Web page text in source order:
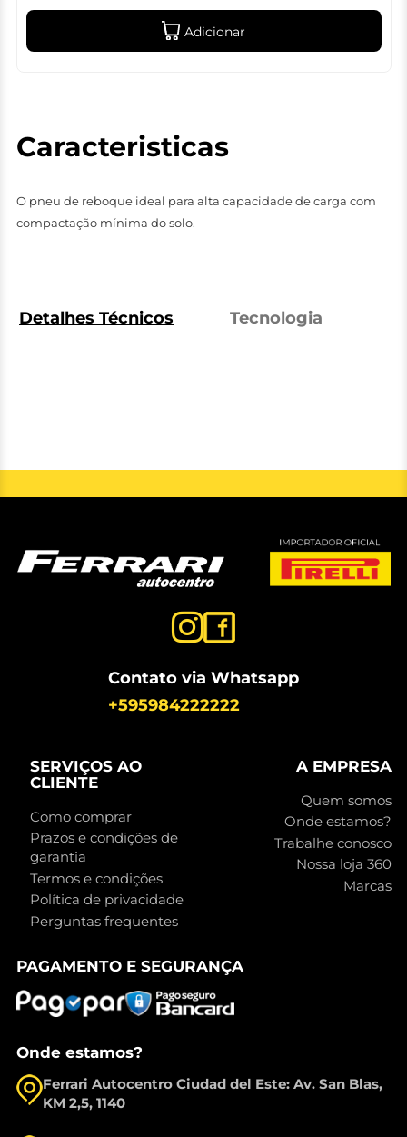
Adicionar
Caracteristicas
O pneu de reboque ideal para alta capacidade de carga com
compactação mínima do solo.
Detalhes Técnicos Tecnologia
Contato via Whatsapp
+595984222222
SERVIÇOS AO
CLIENTE
Como comprar
Prazos e condições de
garantia
Termos e condições
Política de privacidade
Perguntas frequentes
A EMPRESA
Quem somos
Onde estamos?
Trabalhe conosco
Nossa loja 360
Marcas
PAGAMENTO E SEGURANÇA
Onde estamos?
Ferrari Autocentro Ciudad del Este: Av. San Blas,
KM 2,5, 1140